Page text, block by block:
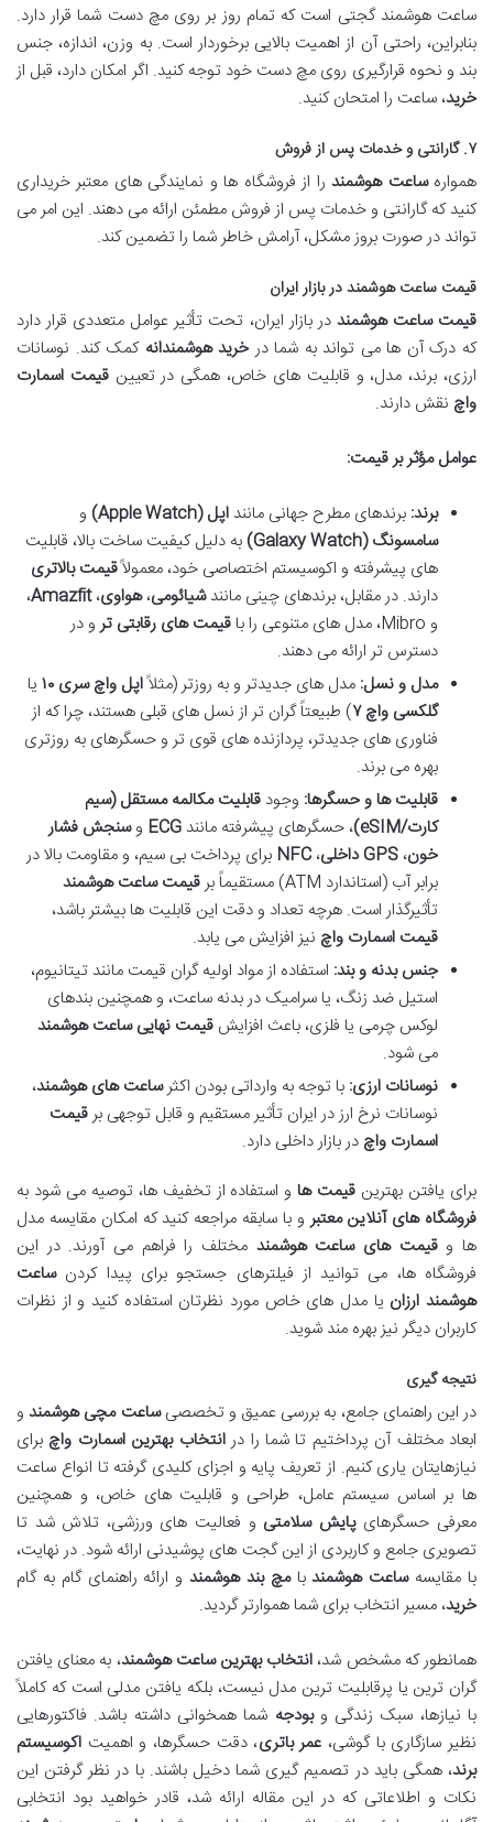
ساعت هوشمند گجتی است که تمام روز بر روی مچ دست شما قرار دارد.
بنابراین، راحتی آن از اهمیت بالایی برخوردار است. به وزن، اندازه، جنس
بند و نحوه قرارگیری روی مچ دست خود توجه کنید. اگر امکان دارد، قبل از
خرید، ساعت را امتحان کنید.
۷. گارانتی و خدمات پس از فروش
هموارهساعت هوشمندرا از فروشگاه ها و نمایندگی های معتبر خریداری
کنید که گارانتی و خدمات پس از فروش مطمئن ارائه می دهند. این امر می
تواند در صورت بروز مشکل، آرامش خاطر شما را تضمین کند.
قیمت ساعت هوشمند در بازار ایران
قیمت ساعت هوشمند در بازار ایران، تحت تأثیر عوامل متعددی قرار دارد
که درک آن ها می تواند به شما درخرید هوشمندانه کمک کند. نوسانات
ارزی، برند، مدل، و قابلیت های خاص، همگی در تعیینقیمت اسمارت
واچ نقش دارند.
عوامل مؤثر بر قیمت:
برند: برندهای مطرح جهانی ماننداپل (Apple Watch)
و
سامسونگ (Galaxy Watch)
به دلیل کیفیت ساخت بالا، قابلیت
های پیشرفته و اکوسیستم اختصاصی خود، معمولاًقیمت بالاتری
دارند. در مقابل، برندهای چینی مانندشیائومی،هواوی،Amazfit،
و Mibro، مدل های متنوعی را با
قیمت های رقابتی تر و در
دسترس تر ارائه می دهند.
مدل و نسل: مدل های جدیدتر و به روزتر (مثلاًاپل واچ سری ۱۰
یا
گلکسی واچ ۷ ) طبیعتاً گران تر از نسل های قبلی هستند، چرا که از
فناوری های جدیدتر، پردازنده های قوی تر و حسگرهای به روزتری
بهره می برند.
قابلیت ها و حسگرها: وجود قابلیت مکالمه مستقل (سیم
کارت/eSIM)
، حسگرهای پیشرفته مانندECG وسنجش فشار
خون، GPS داخلی ،NFC برای پرداخت بی سیم، و مقاومت بالا در
برابر آب (استاندارد ATM) مستقیماً بر
قیمت ساعت هوشمند
تأثیرگذار است. هرچه تعداد و دقت این قابلیت ها بیشتر باشد،
قیمت اسمارت واچ نیز افزایش می یابد.
جنس بدنه و بند: استفاده از مواد اولیه گران قیمت مانند تیتانیوم،
استیل ضد زنگ، یا سرامیک در بدنه ساعت، و همچنین بندهای
لوکس چرمی یا فلزی، باعث افزایش قیمت نهایی ساعت هوشمند
می شود.
نوسانات ارزی: با توجه به وارداتی بودن اکثرساعت های هوشمند،
نوسانات نرخ ارز در ایران تأثیر مستقیم و قابل توجهی بر قیمت
اسمارت واچ در بازار داخلی دارد.
برای یافتن بهترین قیمت هاو استفاده از تخفیف ها، توصیه می شود به
فروشگاه های آنلاین معتبر و با سابقه مراجعه کنید که امکان مقایسه مدل
ها وقیمت های ساعت هوشمند مختلف را فراهم می آورند. در این
فروشگاه ها، می توانید از فیلترهای جستجو برای پیدا کردنساعت
هوشمند ارزان یا مدل های خاص مورد نظرتان استفاده کنید و از نظرات
کاربران دیگر نیز بهره مند شوید.
نتیجه گیری
در این راهنمای جامع، به بررسی عمیق و تخصصیساعت مچی هوشمندو
ابعاد مختلف آن پرداختیم تا شما را درانتخاب بهترین اسمارت واچ برای
نیازهایتان یاری کنیم. از تعریف پایه و اجزای کلیدی گرفته تا انواع ساعت
ها بر اساس سیستم عامل، طراحی و قابلیت های خاص، و همچنین
معرفی حسگرهایپایش سلامتی و فعالیت های ورزشی، تلاش شد تا
تصویری جامع و کاربردی از این گجت های پوشیدنی ارائه شود. در نهایت،
با مقایسهساعت هوشمندبامچ بند هوشمندو ارائه راهنمای گام به گام
خرید، مسیر انتخاب برای شما هموارتر گردید.
همانطور که مشخص شد، انتخاب بهترین ساعت هوشمند، به معنای یافتن
گران ترین یا پرقابلیت ترین مدل نیست، بلکه یافتن مدلی است که کاملاً
با نیازها، سبک زندگی وبودجه شما همخوانی داشته باشد. فاکتورهایی
نظیر سازگاری با گوشی، عمر باتری، دقت حسگرها، و اهمیت اکوسیستم
برند، همگی باید در تصمیم گیری شما دخیل باشند. با در نظر گرفتن این
نکات و اطلاعاتی که در این مقاله ارائه شد، قادر خواهید بود انتخابی